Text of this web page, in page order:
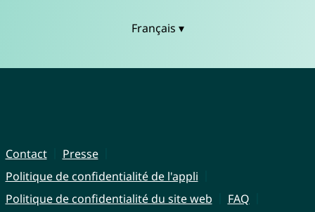
Français ▾
Contact
Presse
Politique de confidentialité de l'appli
Politique de confidentialité du site web
FAQ